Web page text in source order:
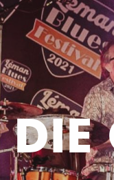
DIE